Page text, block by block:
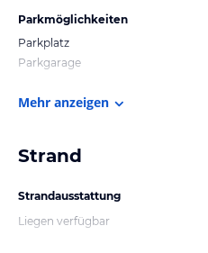
Parkmöglichkeiten
Parkplatz
Parkgarage
Mehr anzeigen
Strand
Strandausstattung
Liegen verfügbar